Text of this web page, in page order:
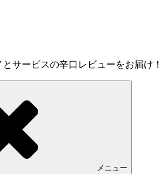
サービスの辛口レビューをお届け！
メニュー